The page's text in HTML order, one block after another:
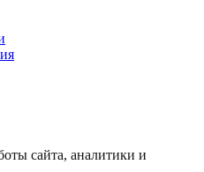
сайта, аналитики и